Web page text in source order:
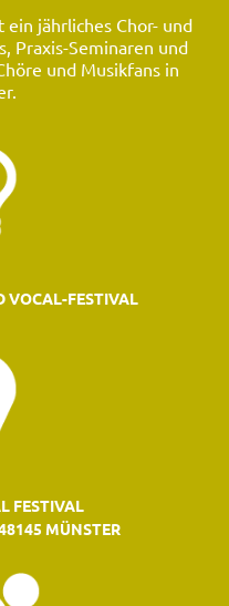
ein jährliches Chor- und
Praxis-Seminaren und
und Musikfans in
VOCAL-FESTIVAL
FESTIVAL
MÜNSTER